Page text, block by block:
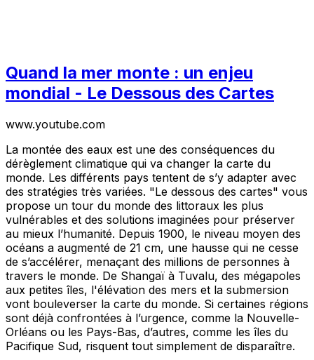
Quand la mer monte : un enjeu
mondial - Le Dessous des Cartes
www.youtube.com
La montée des eaux est une des conséquences du
dérèglement climatique qui va changer la carte du
monde. Les différents pays tentent de s’y adapter avec
des stratégies très variées. "Le dessous des cartes" vous
propose un tour du monde des littoraux les plus
vulnérables et des solutions imaginées pour préserver
au mieux l’humanité. Depuis 1900, le niveau moyen des
océans a augmenté de 21 cm, une hausse qui ne cesse
de s’accélérer, menaçant des millions de personnes à
travers le monde. De Shangaï à Tuvalu, des mégapoles
aux petites îles, l'élévation des mers et la submersion
vont bouleverser la carte du monde. Si certaines régions
sont déjà confrontées à l’urgence, comme la Nouvelle-
Orléans ou les Pays-Bas, d’autres, comme les îles du
Pacifique Sud, risquent tout simplement de disparaître.